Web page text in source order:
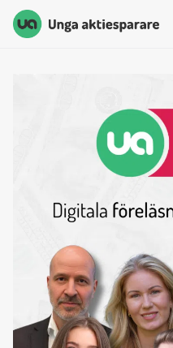
Unga Aktiesparare